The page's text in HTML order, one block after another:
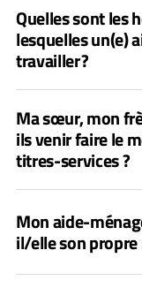
Quelles sont les
lesquelles un(e)
travailler ?
Ma sœur, mon
ils venir faire le
titres-services ?
Mon aide-
il/elle son